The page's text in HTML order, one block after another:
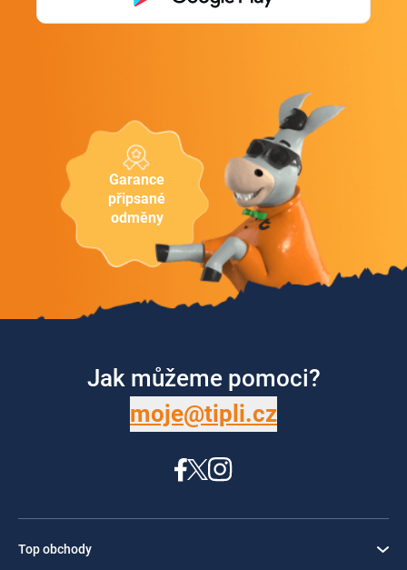
Garance
připsané
odměny
Jak můžeme pomoci?
moje@tipli.cz
Top obchody